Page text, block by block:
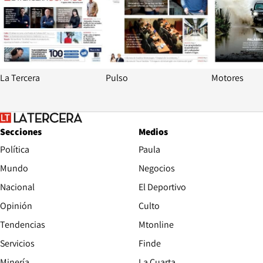
La Tercera Pulso Motores
Secciones
Política
Mundo
Nacional
Opinión
Tendencias
Servicios
Medios
Paula
Negocios
El Deportivo
Culto
Mtonline
Finde